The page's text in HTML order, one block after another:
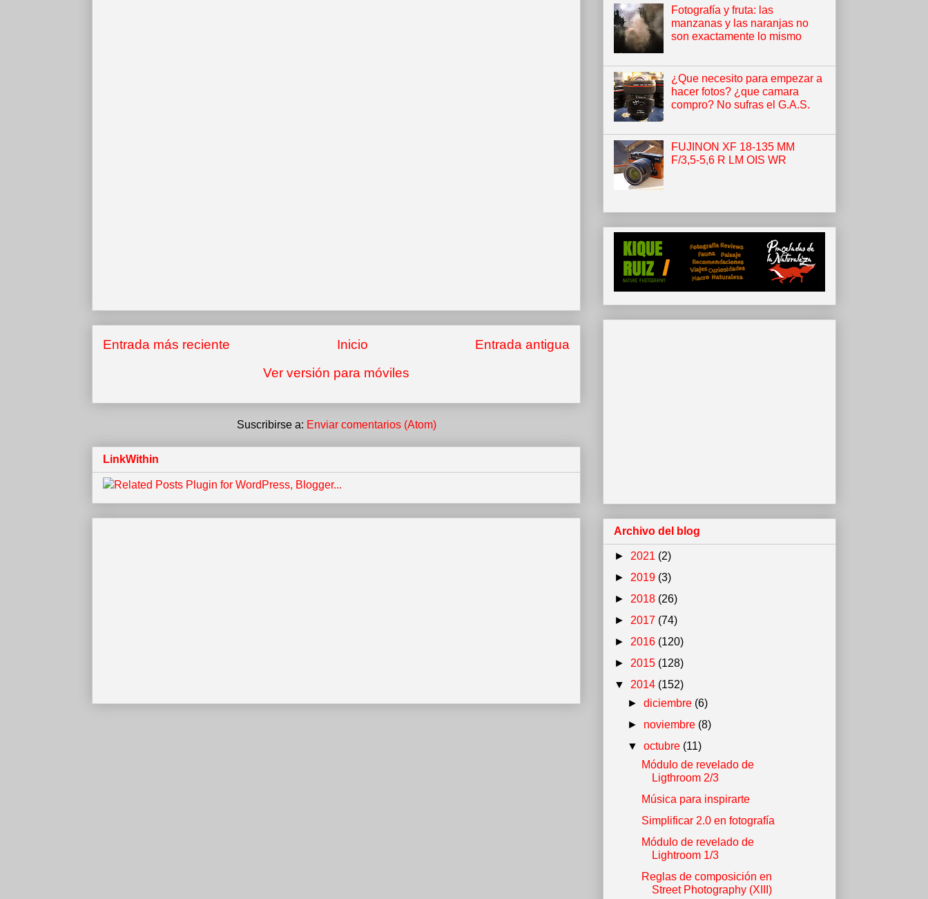
Entrada más reciente Entrada antigua
Inicio
Ver versión para móviles
Suscribirse a: Enviar comentarios (Atom)
LinkWithin
Fotografía y fruta: las
manzanas y las naranjas no
son exactamente lo mismo
¿Que necesito para empezar a
hacer fotos? ¿que camara
compro? No sufras el G.A.S.
FUJINON XF 18-135 MM
F/3,5-5,6 R LM OIS WR
Archivo del blog
► 2021 (2)
► 2019 (3)
► 2018 (26)
► 2017 (74)
► 2016 (120)
► 2015 (128)
▼ 2014 (152)
►diciembre (6)
► noviembre (8)
▼octubre (11)
Módulo de revelado de
Ligthroom 2/3
Música para inspirarte
Simplificar 2.0 en fotografía
Módulo de revelado de
Lightroom 1/3
Reglas de composición en
Street Photography (XIII)